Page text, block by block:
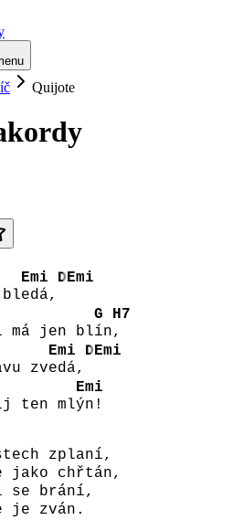
Quijote
bl
Emi
edá,
DEmi
má jen bl
G
ín
H7
,
zv
Emi
edá,
DEmi
ten ml
Emi
ýn!
zplaní,
jako chřtán,
se brání,
je zván.